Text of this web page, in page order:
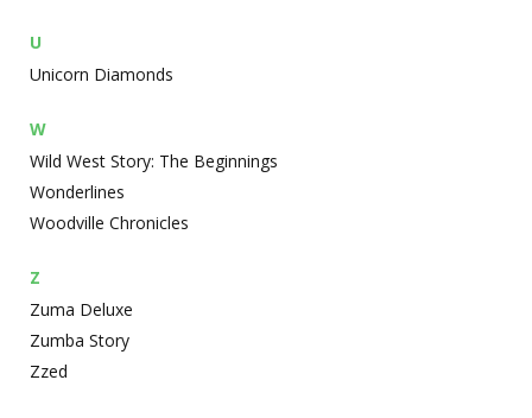
U
Unicorn Diamonds
W
Wild West Story: The Beginnings
Wonderlines
Woodville Chronicles
Z
Zuma Deluxe
Zumba Story
Zzed